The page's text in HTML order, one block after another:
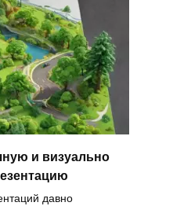
и визуально
давно